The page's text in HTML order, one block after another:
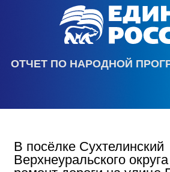
ОТЧЕТ ПО НАРОДНОЙ
В посёлке Сухтелинский
Верхнеуральского